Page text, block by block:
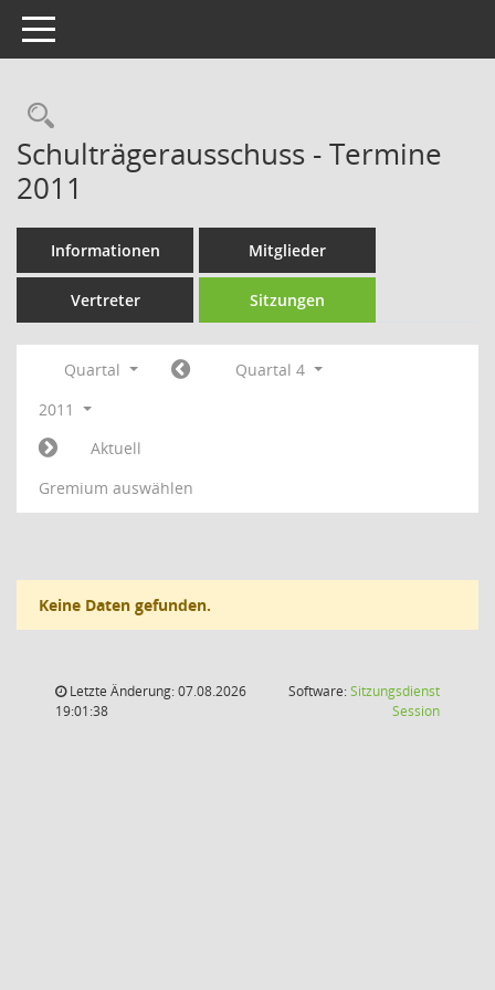
Toggle navigation
Rechercheauswahl
Schulträgerausschuss - Termine
2011
Informationen Mitglieder
Vertreter Sitzungen
Quartal
Quartal 4
2011
Aktuell
Gremium auswählen
Keine Daten gefunden.
Letzte Änderung: 07.08.2026
19:01:38
Software:Sitzungsdienst
Session(Wird in